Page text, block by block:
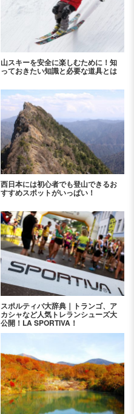
山スキーを安全に楽しむために！知
っておきたい知識と必要な道具とは
西日本には初心者でも登山できるお
すすめスポットがいっぱい！
スポルティバ大辞典｜トランゴ、ア
カシャなど人気トレランシューズ大
公開！LA SPORTIVA！